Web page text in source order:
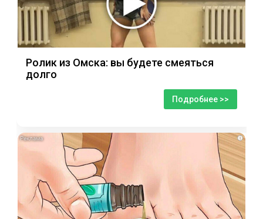
Ролик из Омска: вы будете смеяться
долго
Подробнее >>
i